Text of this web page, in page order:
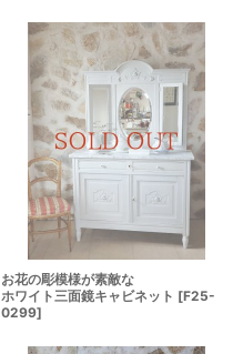
お花の彫模様が素敵な
ホワイト三面鏡キャビネット [F25-
0299]